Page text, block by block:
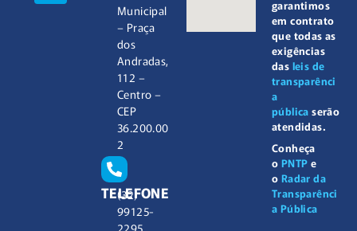
Municipal
– Praça
dos
Andradas,
112 –
Centro –
CEP
36.200.00
2
TELEFONE
(32)
99125-
2295
garantimos
em contrato
que todas as
exigências
das leis de
transparênci
a
pública serão
atendidas.
Conheça
o PNTP e
o Radar da
Transparênci
a Pública